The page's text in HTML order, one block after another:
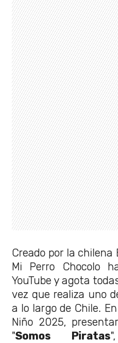
Creado por la chilena
Mi Perro Chocolo
YouTube y agota
vez que realiza uno
a lo largo de Chile. En
Niño 2025,
"Somos Piratas